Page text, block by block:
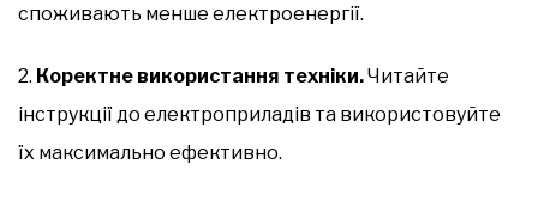
споживають менше електроенергії.
2. Коректне використання техніки.Читайте
інструкції до електроприладів та використовуйте
їх максимально ефективно.